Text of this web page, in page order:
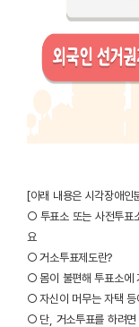
[아래 내용은 시각장애인
○ 투표소 또는 사전투표
요
○ 거소투표제도란?
○ 몸이 불편해 투표소에
○ 자신이 머무는 자택 등
○ 단, 거소투표를 하려면